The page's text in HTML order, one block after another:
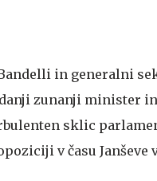
in generalni
zunanji minister
sklic
v času Janševe